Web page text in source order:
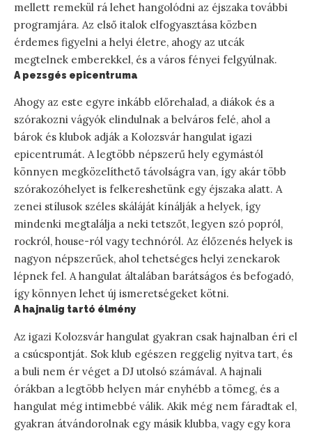
mellett remekül rá lehet hangolódni az éjszaka további
programjára. Az első italok elfogyasztása közben
érdemes figyelni a helyi életre, ahogy az utcák
megtelnek emberekkel, és a város fényei felgyúlnak.
A pezsgés epicentruma
Ahogy az este egyre inkább előrehalad, a diákok és a
szórakozni vágyók elindulnak a belváros felé, ahol a
bárok és klubok adják a Kolozsvár hangulat igazi
epicentrumát. A legtöbb népszerű hely egymástól
könnyen megközelíthető távolságra van, így akár több
szórakozóhelyet is felkereshetünk egy éjszaka alatt. A
zenei stílusok széles skáláját kínálják a helyek, így
mindenki megtalálja a neki tetszőt, legyen szó popról,
rockról, house-ról vagy technóról. Az élőzenés helyek is
nagyon népszerűek, ahol tehetséges helyi zenekarok
lépnek fel. A hangulat általában barátságos és befogadó,
így könnyen lehet új ismeretségeket kötni.
A hajnalig tartó élmény
Az igazi Kolozsvár hangulat gyakran csak hajnalban éri el
a csúcspontját. Sok klub egészen reggelig nyitva tart, és
a buli nem ér véget a DJ utolsó számával. A hajnali
órákban a legtöbb helyen már enyhébb a tömeg, és a
hangulat még intimebbé válik. Akik még nem fáradtak el,
gyakran átvándorolnak egy másik klubba, vagy egy kora